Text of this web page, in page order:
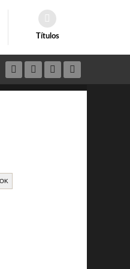
Títulos